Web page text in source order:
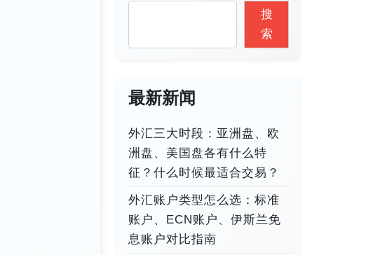
搜
索
最新新闻
外汇三大时段：亚洲盘、欧
洲盘、美国盘各有什么特
征？什么时候最适合交易？
外汇账户类型怎么选：标准
账户、ECN账户、伊斯兰免
息账户对比指南